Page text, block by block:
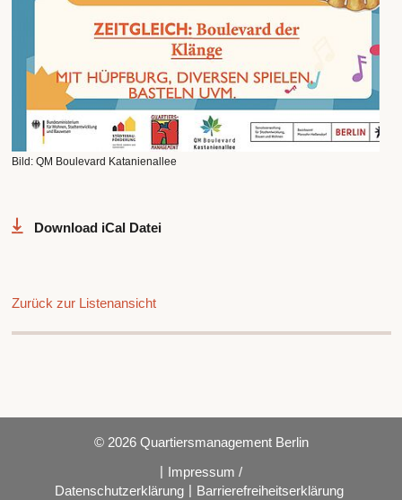
Bild: QM Boulevard Katanienallee
Download iCal Datei
Zurück zur Listenansicht
© 2026 Quartiersmanagement Berlin
| Impressum /
Datenschutzerklärung | Barrierefreiheitserklärung